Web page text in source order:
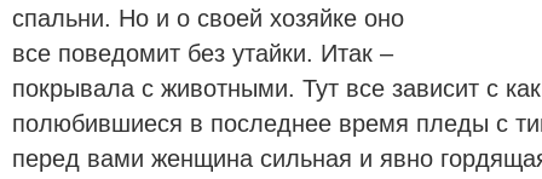
спальни. Но и о своей хозяйке оно
все поведомит без утайки. Итак –
покрывала с животными. Тут все зависит с
полюбившиеся в последнее время пледы с
перед вами женщина сильная и явно